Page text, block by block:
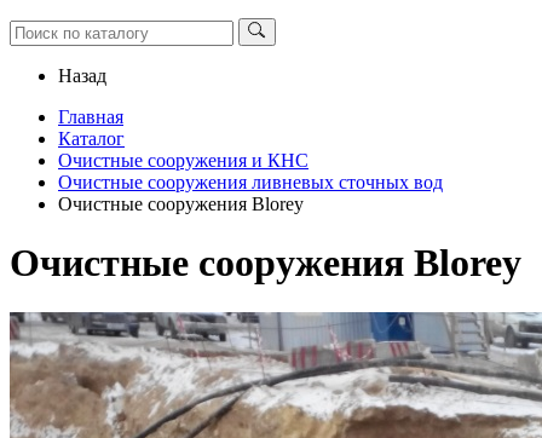
Назад
Главная
Каталог
Очистные сооружения и КНС
Очистные сооружения ливневых сточных вод
Очистные сооружения Blorey
Очистные сооружения Blorey